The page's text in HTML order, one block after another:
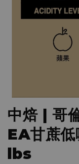
中焙 | 哥
EA甘蔗
lbs